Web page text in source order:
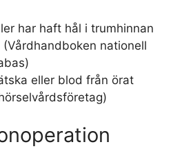
har haft hål i trumhinnan
nationell
eller blod från örat